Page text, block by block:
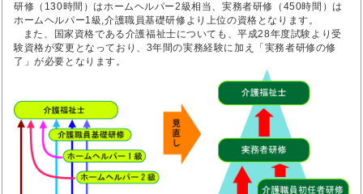
研修（130時間）はホームヘルパー2級相当、実務者研修（450時間）は
ホームヘルパー1級,介護職員基礎研修より上位の資格となります。
また、国家資格である介護福祉士についても、平成28年度試験より受
験資格が変更となっており、3年間の実務経験に加え「実務者研修の修
了」が必要となります。